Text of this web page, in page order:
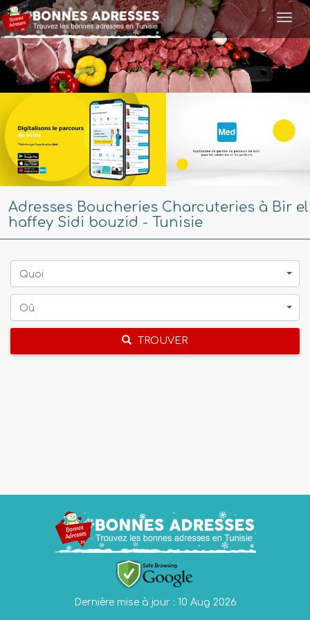
Adresses Boucheries Charcuteries à Bir el
haffey Sidi bouzid - Tunisie
Quoi
Oû
TROUVER
Dernière mise à jour : 10 Aug 2026